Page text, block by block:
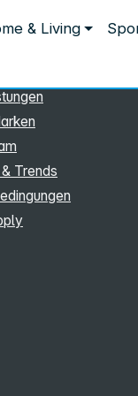
& Living
Trends